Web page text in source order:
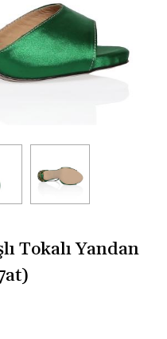
Tokalı Yandan